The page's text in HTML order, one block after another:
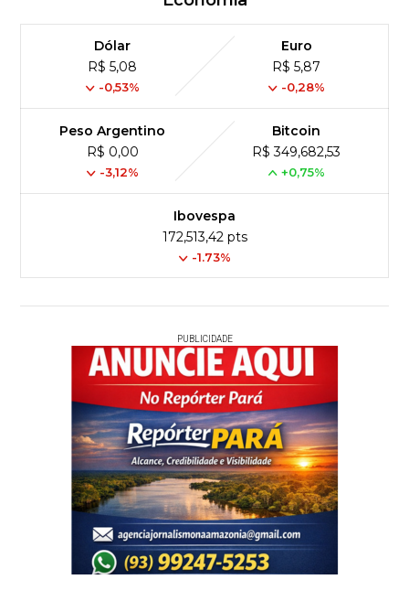
Dólar
R$ 5,08
-0,53%
Euro
R$ 5,87
-0,28%
Peso Argentino
R$ 0,00
-3,12%
Bitcoin
R$ 349,682,53
+0,75%
Ibovespa
172,513,42 pts
-1.73%
PUBLICIDADE